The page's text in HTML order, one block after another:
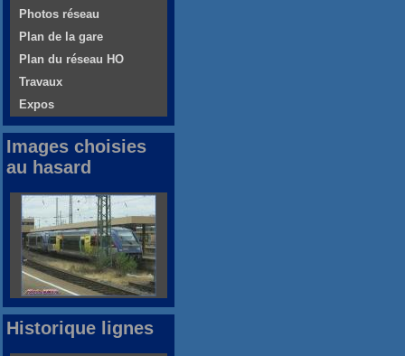
Photos réseau
Plan de la gare
Plan du réseau HO
Travaux
Expos
Images choisies
au hasard
Historique lignes